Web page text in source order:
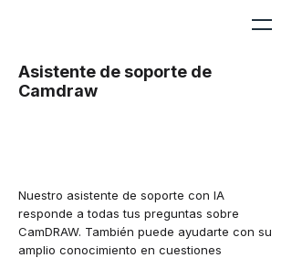
Asistente de soporte de
Camdraw
Nuestro asistente de soporte con IA
responde a todas tus preguntas sobre
CamDRAW. También puede ayudarte con su
amplio conocimiento en cuestiones